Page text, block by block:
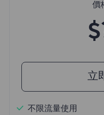
價
立
不限流量使用